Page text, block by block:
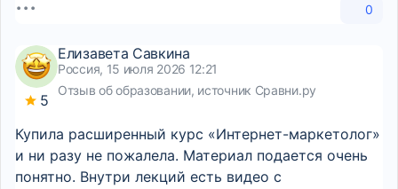
0
5
Елизавета Савкина
Россия, 15 июля 2026 12:21
Отзыв об образовании, источник Сравни.ру
Купила расширенный курс «Интернет-маркетолог»
и ни разу не пожалела. Материал подается очень
понятно. Внутри лекций есть видео с